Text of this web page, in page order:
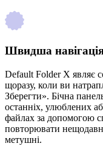
Швидша
Default Folder X являє
щоразу, коли ви
Зберегти». Бічна
останніх, улюблених
файлах за допомогою
повторювати
метушні.